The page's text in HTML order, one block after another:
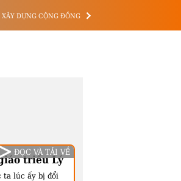
XÂY DỰNG CỘNG ĐỒNG
triều Lý
ta lúc ấy bị đổi
ĐỌC VÀ TẢI VỀ